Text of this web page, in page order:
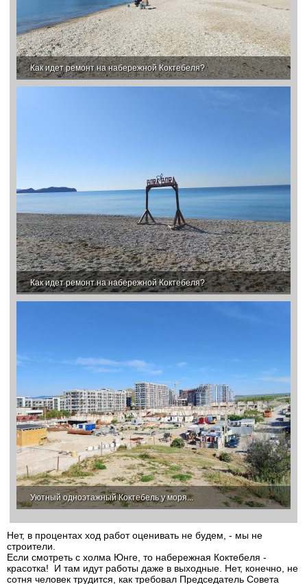
Как идет ремонт на набережной Коктебеля?
Как идет ремонт на набережной Коктебеля?
Уютный одноэтажный Коктебель у моря...
Нет, в процентах ход работ оценивать не будем, - мы не
строители.
Если смотреть с холма Юнге, то набережная Коктебеля -
красотка! И там идут работы даже в выходные. Нет, конечно, не
сотня человек трудится, как требовал Председатель Совета